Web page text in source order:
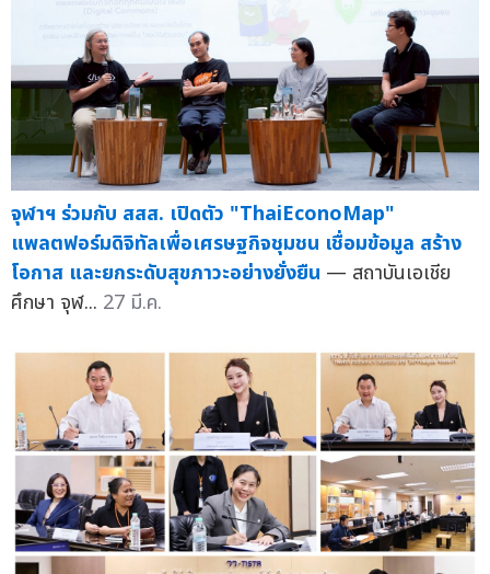
จุฬาฯ ร่วมกับ สสส. เปิดตัว "ThaiEconoMap"
แพลตฟอร์มดิจิทัลเพื่อเศรษฐกิจชุมชน เชื่อมข้อมูล สร้าง
โอกาส และยกระดับสุขภาวะอย่างยั่งยืน — สถาบันเอเชีย
ศึกษา จุฬ... 27 มี.ค.